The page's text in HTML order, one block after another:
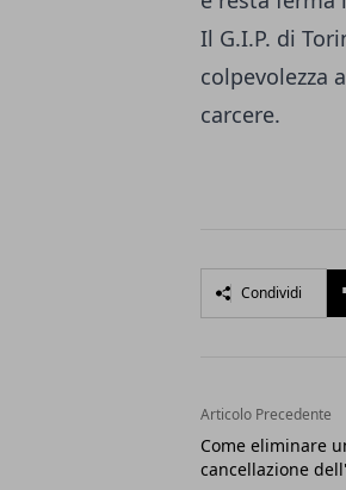
Il G.I.P. di
colpevolezza
carcere.
Condividi
Articolo Precedente
Come eliminare
cancellazione